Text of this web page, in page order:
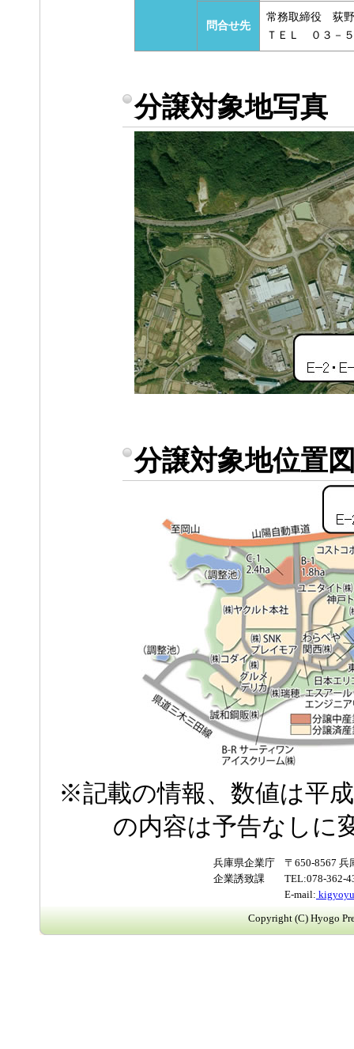
問合せ先
常務取締役 荻
ＴＥＬ ０３－
分譲対象地写真
分譲対象地位置
※記載の情報、数値は平
の内容は予告なしに
兵庫県企業庁
企業誘致課
〒650-8567 兵
TEL:078-362-
E-mail:
Copyright (C) Hyogo